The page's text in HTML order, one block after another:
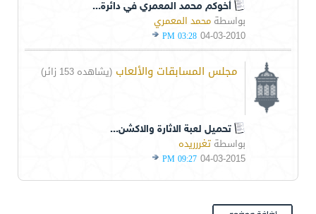
أخوكم محمد المعمري في دائرة...
بواسطة محمد المعمري
04-03-2010
03:28 PM
مجلس المسابقات والألعاب (يشاهده 153 زائر)
تحميل لعبة الاثارة والاكشن...
بواسطة تغررريده
04-03-2015
09:27 PM